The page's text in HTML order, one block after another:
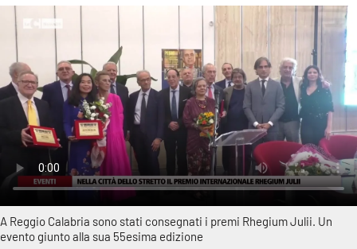
Attualità
Economia e lavoro
Italia Mondo
Sanità
Sport
Cultura
A Reggio Calabria sono stati consegnati i premi Rhegium Julii. Un
evento giunto alla sua 55esima edizione